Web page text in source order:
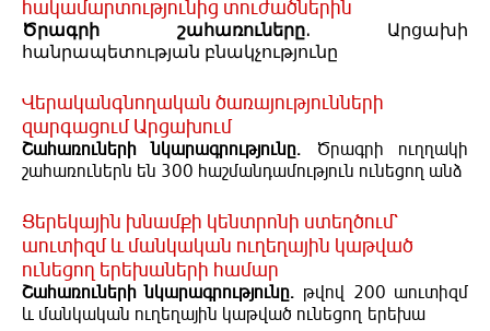
հակամարտությունից տուժածներին
Ծրագրի շահառուները. Արցախի
հանրապետության բնակչությունը
Վերականգնողական ծառայությունների
զարգացում Արցախում
Շահառուների նկարագրությունը. Ծրագրի ուղղակի
շահառուներն են 300 հաշմանդամություն ունեցող անձ
Ցերեկային խնամքի կենտրոնի ստեղծում`
աուտիզմ և մանկական ուղեղային կաթված
ունեցող երեխաների համար
Շահառուների նկարագրությունը. թվով 200 աուտիզմ
և մանկական ուղեղային կաթված ունեցող երեխա